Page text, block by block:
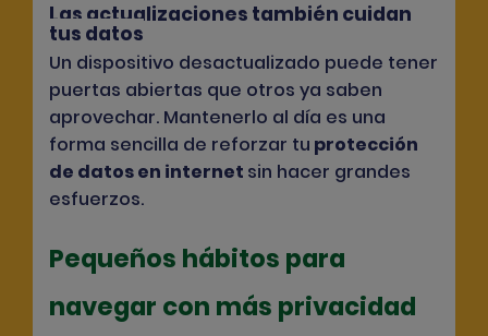
Las actualizaciones también cuidan
tus datos
Un dispositivo desactualizado puede tener
puertas abiertas que otros ya saben
aprovechar. Mantenerlo al día es una
forma sencilla de reforzar tu protección
de datos en internet sin hacer grandes
esfuerzos.
Pequeños hábitos para
navegar con más privacidad